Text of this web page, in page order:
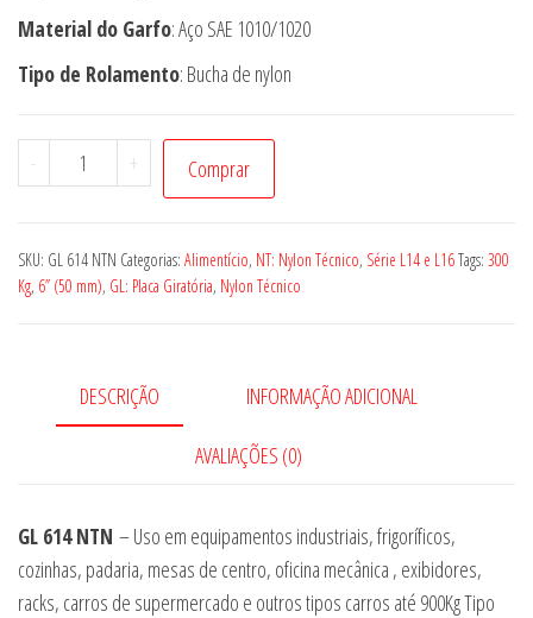
Material do Garfo: Aço SAE 1010/1020
Tipo de Rolamento: Bucha de nylon
-
Rodízio
GL
NTN
quantidade
+ Comprar
SKU: GL 614 NTN Categorias: Alimentício, NT: Nylon Técnico, Série L14 e L16Tags: 300
Kg, 6” (50 mm), GL: Placa Giratória, Nylon Técnico
DESCRIÇÃO INFORMAÇÃO ADICIONAL
AVALIAÇÕES (0)
GL 614 NTN – Uso em equipamentos industriais, frigoríficos,
cozinhas, padaria, mesas de centro, oficina mecânica , exibidores,
racks, carros de supermercado e outros tipos carros até 900Kg Tipo